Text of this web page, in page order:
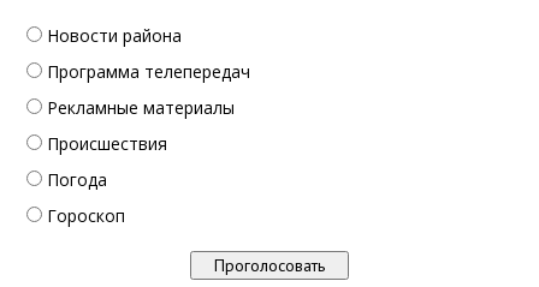
Новости района
Программа телепередач
Рекламные материалы
Происшествия
Погода
Гороскоп